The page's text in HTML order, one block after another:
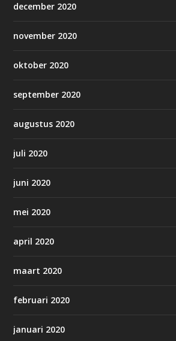
december 2020
november 2020
oktober 2020
september 2020
augustus 2020
juli 2020
juni 2020
mei 2020
april 2020
maart 2020
februari 2020
januari 2020